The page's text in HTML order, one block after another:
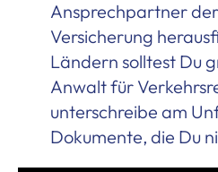
Ansprechpartner
Versicherung
Ländern solltest Du
Anwalt für
unterschreibe am
Dokumente, die Du